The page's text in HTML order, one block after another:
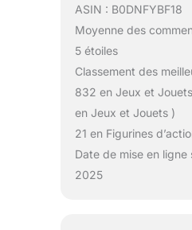
ASIN : B0DNFYBF18
Moyenne des
5 étoiles
Classement des
832 en Jeux et
en Jeux et Jouets )
21 en Figurines
Date de mise en ligne
2025